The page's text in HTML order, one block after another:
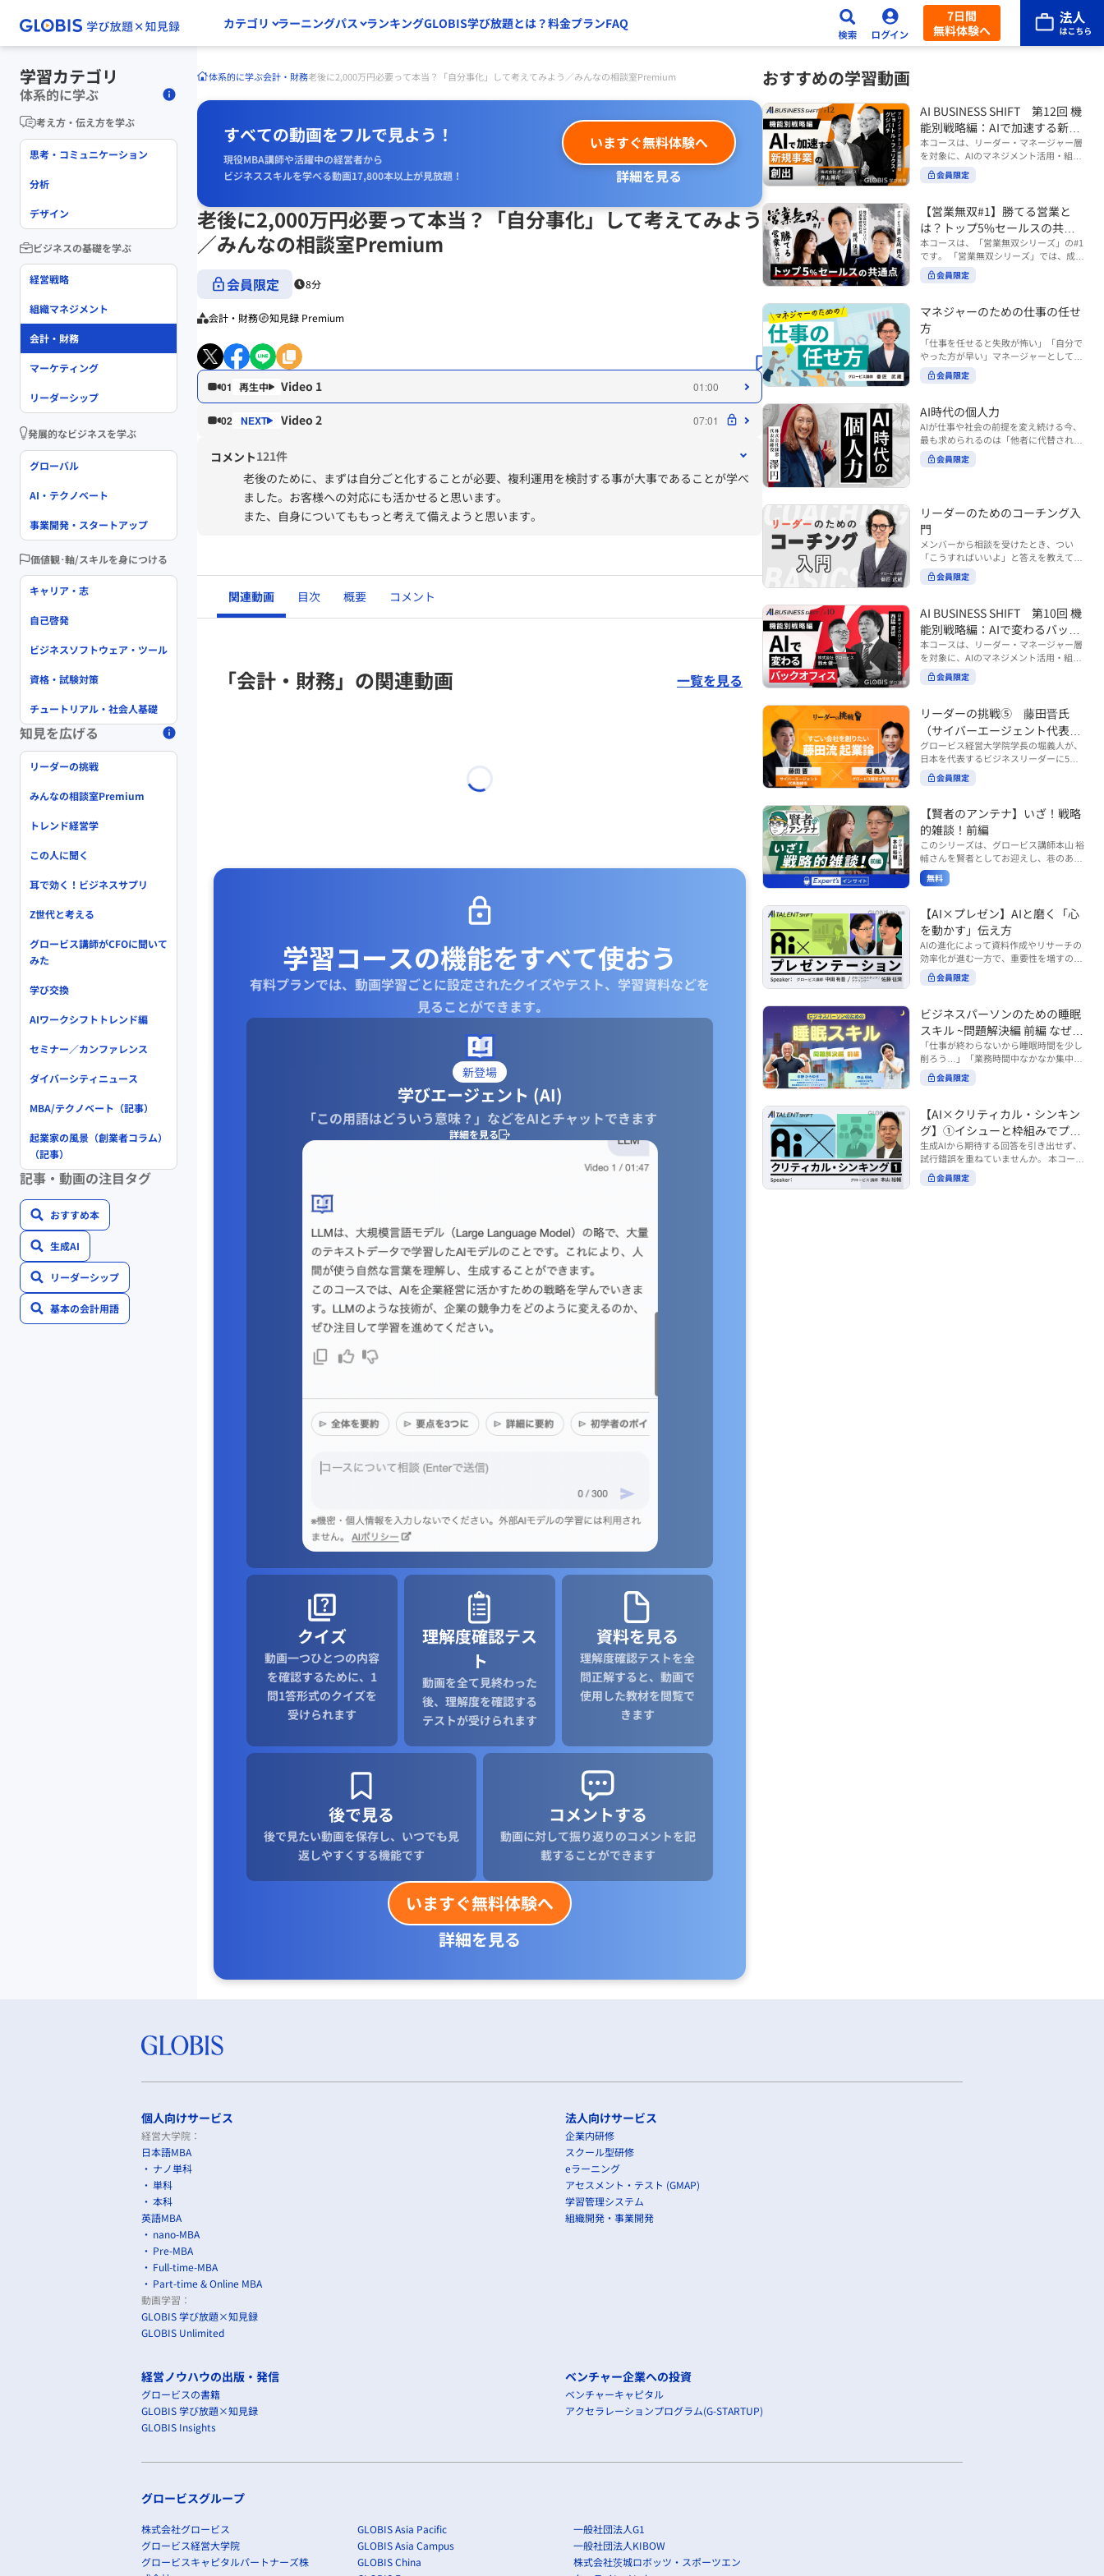
カテゴリ ラーニングパス ランキングGLOBIS学び放題とは？料金プランFAQ
7日間
無料体験へ
体系的に学ぶ会計・財務老後に2,000万円必要って本当？「自分事化」して考えてみよう／みんなの相談室Premium
すべての動画をフルで見よう！
現役MBA講師や活躍中の経営者から
ビジネススキルを学べる動画17,800本以上が見放題！
いますぐ無料体験へ
詳細を見る
老後に2,000万円必要って本当？「自分事化」して考えてみよう
／みんなの相談室Premium
会員限定 8分
会計・財務 知見録 Premium
01 Video 1 01:00
02 Video 2 07:01
コメント121件
老後のために、まずは自分ごと化することが必要、複利運用を検討する事が大事であることが学べ
ました。お客様への対応にも活かせると思います。
また、自身についてももっと考えて備えようと思います。
関連動画 目次 概要 コメント
「会計・財務」の関連動画 一覧を見る
学習コースの機能をすべて使おう
有料プランでは、動画学習ごとに設定されたクイズやテスト、学習資料などを
見ることができます｡
新登場
学びエージェント (AI)
「この用語はどういう意味？」などをAIとチャットできます
詳細を見る
クイズ
動画一つひとつの内容
を確認するために、1
問1答形式のクイズを
受けられます
理解度確認テス
ト
動画を全て見終わった
後、理解度を確認する
テストが受けられます
資料を見る
理解度確認テストを全
問正解すると、動画で
使用した教材を閲覧で
きます
後で見る
後で見たい動画を保存し、いつでも見
返しやすくする機能です
コメントする
動画に対して振り返りのコメントを記
載することができます
いますぐ無料体験へ
詳細を見る
おすすめの学習動画
AI BUSINESS SHIFT 第12回 機
能別戦略編：AIで加速する新規
事業の創出
本コースは、リーダー・マネージャー層
を対象に、AIのマネジメント活用・組織
活用を体系的に学ぶ 『AI BUSINESS SHI
FTシリーズ（全12回）』の第12回で
る新規事業の創出」では、新規事業やス
タートアップを取り巻く環境がどのよう
に変化しているのかを俯瞰し、新たな価
値創造と非連続な成長を生み出すため
に、AI時代における事業機会の捉え方
や、成功確率を高めるための考え方につ
携わるリーダー・マネージャーの方 ・AI
を活用して事業創出のスピードや成功確
率を高めたい方 ・AI時代における新規事
業リーダーの役割やマインドセットを学
びたい方 ■AIシフトシリーズとは？ 『AI
BUSINESS SHIFTシリーズ』は以下の3
す。（順次公開） https://unlimited.glo
bis.co.jp/ja/tags/AI%E3%83%93%E3%8
2%B8%E3%83%8D%E3%82%B9%E3%
82%B7%E3%83%95%E3%83%88 ・基
礎編（第1回〜3回）：リーダーやマネー
のリーダーシップや組織変革を中心に学
ぶコース ・機能別戦略編（第8回〜12
回）：AI時代における機能別での戦略の
あり方を中心に学ぶコース より実践的な
AIツールの活用法について学びたい方は
『AI WORK SHIFTシリーズ』をご視聴く
3%BC%E3%82%AF%E3%82%B7%E3%
83%95%E3%83%88 ※本コースは、AIの
マネジメント活用を学ぶ「AIビジネスシ
フト」シリーズの一環として提供してい
ます。 ※本動画は、制作時点の情報に基
づき作成したものです（2026年03月制
会員限定
【営業無双#1】勝てる営業と
は？トップ5%セールスの共通
点
本コースは、「営業無双シリーズ」の#1
です。 「営業無双シリーズ」では、成約
率アップに向けて、お客様に選ばれ続け
る無双の営業になるための実践的な考え
（#2以降は順次公開） 本コースでは、
「勝てる営業とは？トップ5%セールス
の共通点」をテーマに BtoBでお客様に
選ばれる営業の役割 トップ5％のセール
スに共通する行動や考え方 成果につなが
る実践的なポイント などを解説します。
◾️こんな方におすすめ 提案しても顧客に
が多い方 顧客の本当の課題や決裁者の判
断基準をつかみきれず、案件が前に進ま
ない方 再現性のある営業テクニックを身
につけたい方 ※本動画は、制作時点の情
報に基づき作成したものです（2026年7
会員限定
マネジャーのための仕事の任せ
方
「仕事を任せると失敗が怖い」「自分で
やった方が早い」マネージャーとしてメ
ンバーやチームの力を引き出しながら成
果を上げるには、どのように仕事を任せ
い時代において、マネージャーとして成
果を上げ続けるためには、メンバーの個
性や特性を理解し、それに合わせた効果
的な任せ方を身につけることが重要で
す。このコースでは、ソーシャルスタイ
し、自身のリーダーシップを発揮できる
ようになっていきます。 ※本動画は、制
作時点の情報に基づき作成したものです
（2024年12月制作）
会員限定
AI時代の個人力
AIが仕事や社会の前提を変え続ける今、
最も求められるのは「他者に代替されな
い個としての力」“個人力”です。 本コー
スでは、澤円氏の著書『個人力』をもと
ーマは、「Being（ありたい自分）」を
中心に据え、自ら考え（Think）、変化
し（Transform）、協働する（Collabor
ate）ことで、自分らしい価値を発揮し
ていくこと。 リスキリングやAI活用が叫
ばれる今こそ、スキルより先に“自分の
軸”を問うことが重要です。 あなたは何
か？ このコースは、あなたが“ありたい
自分”として生き、キャリアをデザイン
していくための思考と行動のガイドにな
ります。 ※本動画は、制作時点の情報に
基づき作成したものです（2025年11月
制作）
会員限定
リーダーのためのコーチング入
門
メンバーから相談を受けたとき、つい
「こうすればいいよ」と答えを教えてし
まう。 あるいは、「自分で考えてほし
い」と思うあまり、すべて任せきりにし
つつ、自律的に仕事を進めてもらうため
にはどうすればよいのか。 こうした悩み
に直面するリーダー・マネージャーの方
は多いのではないでしょうか。 変化が激
しく、正解のない現代においては、指示
や助言にとどまらず、メンバーの思考を
引き出し、自律的な行動を促す「コーチ
す。 本コースでは、基礎的なコーチング
の考え方を押さえたうえで、実際の職場
で起こりがちな事例をもとに、相手の思
考と行動を引き出す関わり方を学びま
す。 また、代表的なコーチングのフレー
ムワークである「GROWモデル」を取り
の主体性を引き出していくのかを、わか
りやすく解説します。 メンバーとの対話
を、成長を促す機会へと変えていく。そ
の第一歩としておすすめのコースです。
コース内で紹介している「傾聴力」を深
めたい方は、こちらも合わせてご覧くだ
さい。 ・傾聴力 ~リーダーのための聴く
is.co.jp/ja/courses/fe285262/learn/step
s/59808 ・傾聴力 ~リーダーのための聴
く技術~（実践編） https://unlimited.gl
obis.co.jp/ja/courses/01d24a39/learn/s
teps/59813 ※本動画は、制作時点の情
報に基づき作成したものです（2026年6
月制作）
会員限定
AI BUSINESS SHIFT 第10回 機
能別戦略編：AIで変わるバック
オフィス
本コースは、リーダー・マネージャー層
を対象に、AIのマネジメント活用・組織
活用を体系的に学ぶ 『AI BUSINESS SHI
FTシリーズ（全12回）』の第10回で
バックオフィス」では、人事・総務・労
務・経理・情報システムなどのバックオ
フィス領域において、定型業務の自動化
や効率化といった現場レベルのAI活用だ
けでなく、いかにして経営や戦略に貢献
する存在へと進化していくのかについて
考えを深め、学んでいきます。 ■こんな
理・情シスなど、バックオフィス部門を
率いるリーダー・マネージャーの方 ・バ
ックオフィス業務へのAI活用やDX推進を
担っている方 ・AI時代におけるバックオ
フィスの役割や戦略のあり方を考えたい
方 ■AIシフトシリーズとは？ 『AI BUSI
で設計された全12回のシリーズです。
（順次公開） https://unlimited.globis.c
o.jp/ja/tags/AI%E3%83%93%E3%82%B
8%E3%83%8D%E3%82%B9%E3%82%
B7%E3%83%95%E3%83%88 ・基礎編
（第1回〜3回）：リーダーやマネージャ
ーに求められる、AI時代の基礎的なリテ
ジメント編（第4回〜7回）：AI時代のリ
ーダーシップや組織変革を中心に学ぶコ
ース ・機能別戦略編（第8回〜12回）：
AI時代における機能別での戦略のあり方
を中心に学ぶコース より実践的なAIツー
ルの活用法について学びたい方は『AI W
earch?tag=AI%E3%83%AF%E3%83%B
C%E3%82%AF%E3%82%B7%E3%83%
95%E3%83%88 ※本コースは、AIのマネ
ジメント活用を学ぶ「AIビジネスシフ
ト」シリーズの一環として提供していま
す。 ※本動画は、制作時点の情報に基づ
会員限定
リーダーの挑戦⑤ 藤田晋氏
（サイバーエージェント代表取
締役）
グロービス経営大学院学長の堀義人が、
日本を代表するビジネスリーダーに5つ
の質問（能力開発／挑戦／試練／仲間／
志）を投げかけ、その人生哲学を解き明
ーエージェント代表取締役の藤田晋氏。
起業の理由、経営をどうやって学んだ
か、アメーバブログ・ABEMAの立ち上
げ、経営チームづくりについてなど聞い
ていきます。（肩書きは2020年12月11
日撮影当時のもの） 藤田 晋 サイバー
ス・キャピタル・パートナーズ 代表パ
ートナー
会員限定
【賢者のアンテナ】いざ！戦略
的雑談！前編
このシリーズは、グロービス講師本山 裕
輔さんを賢者としてお迎えし、巷のあり
とあらゆるものを独自の視点で紐解き、
皆様の学びの意欲を刺激するコンテンツ
期配信されます。 取り上げて欲しいご質
問やテーマ、感想を随時受け付けていま
す。 グーグルフォーム（https://forms.g
le/qqoBYuRUmUYz4scC6） または グ
ロ放題編集部員のX（https://x.com/mai
rakobayashi） まで、ぜひご要望をお
6月制作）
無料
【AI×プレゼン】AIと磨く「心
を動かす」伝え方
AIの進化によって資料作成やリサーチの
効率化が進む一方で、重要性を増すのが
「伝える力」です。本コースでは、AI時
代のプレゼンに求められるデリバリース
を客観的に評価し、改善できるAI活用法
も紹介。大事な場面で「心を動かす」プ
レゼンをしたい方におすすめです。関連
コース「プレゼンテーションスキル」も
併せてご覧ください。 ▼プレゼン動画分
析プロンプト（辛口） https://hodai.glo
bis.co.jp/learning_documents/6f976cd
ル https://unlimited.globis.co.jp/ja/co
urses/598f3254/ ※本コースは、AI時代
のビジネススキルを学ぶ「AIタレントシ
フト」シリーズの一環として提供してい
ます。 https://unlimited.globis.co.jp/j
a/tags/AI%E3%82%BF%E3%83%AC%E
会員限定
ビジネスパーソンのための睡眠
スキル ~問題解決編 前編 なぜ眠
れないのか？~
「仕事が終わらないから睡眠時間を少し
削ろう…」「業務時間中なかなか集中で
きない…」「毎日朝起きるのがつら
い…」。 あなたはこのような経験をした
トの時間をやりくりするために、真っ先
に削りがちなのが「睡眠」時間。 実は
今、日本社会は世界と比較して「最も眠
らない国」だということもわかってきて
います。 慢性的な睡眠不足は、心身の健
康に悪影響なだけでなく、仕事のパフォ
ーマンスにも当然大きな影響を与え、社
会員限定
【AI×クリティカル・シンキン
グ】①イシューと枠組みでプロ
ンプトを磨く
生成AIから期待する回答を引き出せず、
試行錯誤を重ねていませんか。 本コース
では、生成AI活用の質を高める鍵とし
て、クリティカル・シンキングの視点か
会員限定
学習カテゴリ
体系的に学ぶ
考え方・伝え方を学ぶ
思考・コミュニケーション
分析
デザイン
ビジネスの基礎を学ぶ
経営戦略
組織マネジメント
会計・財務
マーケティング
リーダーシップ
発展的なビジネスを学ぶ
グローバル
AI・テクノベート
事業開発・スタートアップ
価値観･軸/スキルを身につける
キャリア・志
自己啓発
ビジネスソフトウェア・ツール
資格・試験対策
チュートリアル・社会人基礎
知見を広げる
リーダーの挑戦
みんなの相談室Premium
トレンド経営学
この人に聞く
耳で効く！ビジネスサプリ
Z世代と考える
グロービス講師がCFOに聞いて
みた
学び交換
AIワークシフトトレンド編
セミナー／カンファレンス
ダイバーシティニュース
MBA/テクノベート（記事）
起業家の風景（創業者コラム）
（記事）
記事・動画の注目タグ
おすすめ本
生成AI
リーダーシップ
基本の会計用語
個人向けサービス
経営大学院：
日本語MBA
ナノ単科
単科
本科
英語MBA
nano-MBA
Pre-MBA
Full-time-MBA
Part-time & Online MBA
動画学習：
GLOBIS 学び放題×知見録
GLOBIS Unlimited
法人向けサービス
企業内研修
スクール型研修
eラーニング
アセスメント・テスト (GMAP)
学習管理システム
組織開発・事業開発
経営ノウハウの出版・発信
グロービスの書籍
GLOBIS 学び放題×知見録
GLOBIS Insights
ベンチャー企業への投資
ベンチャーキャピタル
アクセラレーションプログラム(G-STARTUP)
グロービスグループ
株式会社グロービス
グロービス経営大学院
グロービスキャピタルパートナーズ株
GLOBIS Asia Pacific
GLOBIS Asia Campus
GLOBIS China
一般社団法人G1
一般社団法人KIBOW
株式会社茨城ロボッツ・スポーツエン